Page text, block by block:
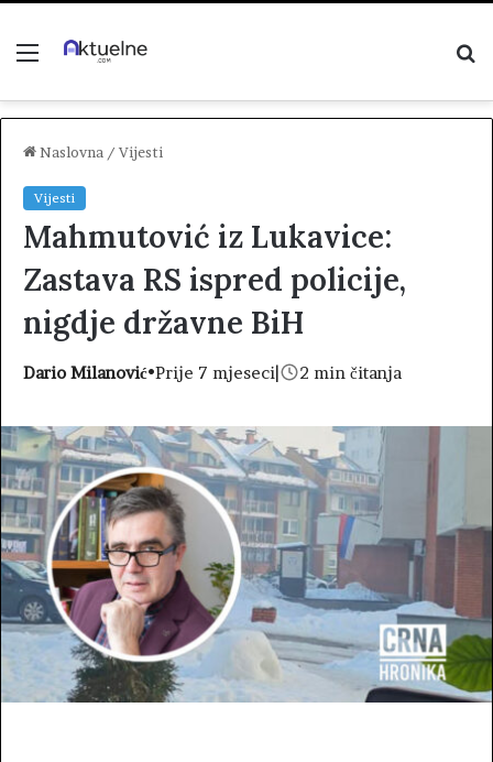
Menu
Naslovna / Vijesti
Vijesti
Mahmutović iz Lukavice:
Zastava RS ispred policije,
nigdje državne BiH
Dario Milanović•Prije 7 mjeseci| 2 min čitanja